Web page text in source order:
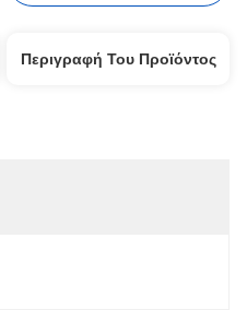
Περιγραφή Του Προϊόντος